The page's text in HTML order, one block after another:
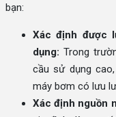
bạn:
Xác định được
dụng: Trong
cầu sử dụng
máy bơm có lưu
Xác định nguồn